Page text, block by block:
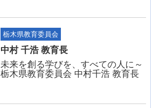
栃木県教育委員会
中村 千浩 教育長
未来を創る学びを、すべての人に～
栃木県教育委員会 中村千浩 教育長